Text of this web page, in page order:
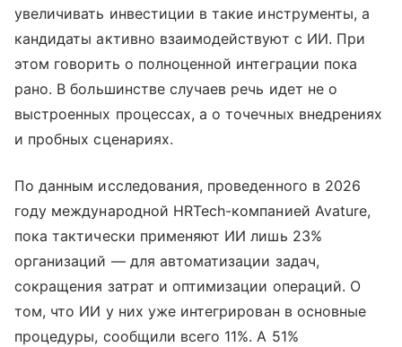
увеличивать инвестиции в такие инструменты, а
кандидаты активно взаимодействуют с ИИ. При
этом говорить о полноценной интеграции пока
рано. В большинстве случаев речь идет не о
выстроенных процессах, а о точечных внедрениях
и пробных сценариях.
По данным исследования, проведенного в 2026
году международной HRTech-компанией Avature,
пока тактически применяют ИИ лишь 23%
организаций — для автоматизации задач,
сокращения затрат и оптимизации операций. О
том, что ИИ у них уже интегрирован в основные
процедуры, сообщили всего 11%. А 51%